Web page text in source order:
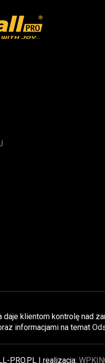
daje klientom kontrolę nad
informacjami na temat
PRO.PL | realizacja: